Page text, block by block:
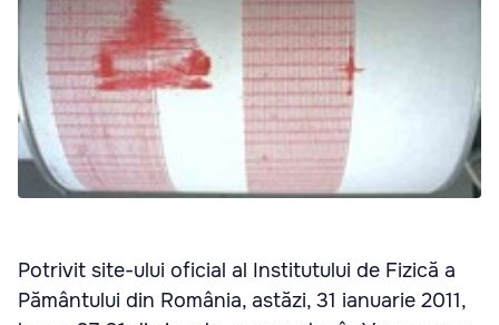
Potrivit site-ului oficial al Institutului de Fizică a
Pământului din România, astăzi, 31 ianuarie 2011,